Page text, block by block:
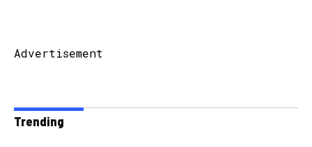
Advertisement
Trending